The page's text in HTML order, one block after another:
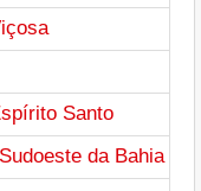
Santo
da Bahia